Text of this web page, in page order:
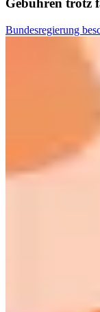
Gebühren trotz
Bundesregierung